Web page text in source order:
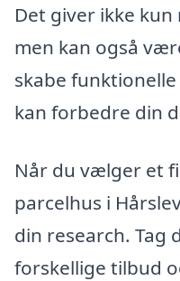
Det giver ikke
men kan også
skabe
kan forbedre din
Når du vælger et
parcelhus i
din research. Tag
forskellige tilbud